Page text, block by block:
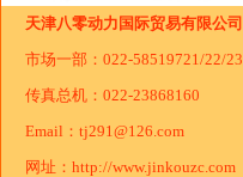
天津八零动力国际贸易有限公司
市场一部：022-58519721/22/23
传真总机：022-23868160
Email：tj291@126.com
网址：http://www.jinkouzc.com